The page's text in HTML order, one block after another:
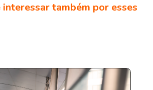
interessar também por esses